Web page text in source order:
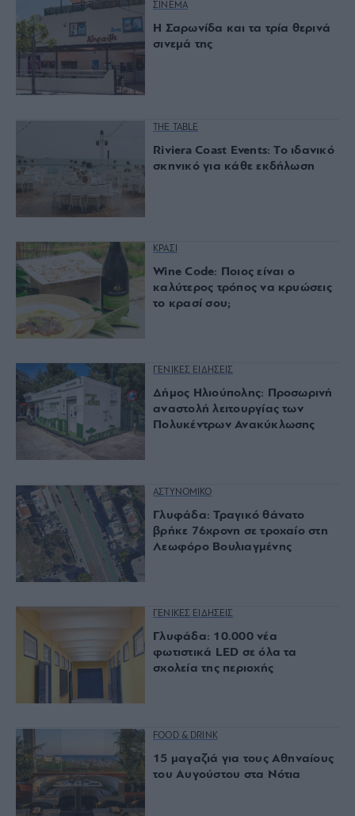
ΣΙΝΕΜΑ
Η Σαρωνίδα και τα τρία θερινά
σινεμά της
THE TABLE
Riviera Coast Events: Το ιδανικό
σκηνικό για κάθε εκδήλωση
ΚΡΑΣΙ
Wine Code: Ποιος είναι ο
καλύτερος τρόπος να κρυώσεις
το κρασί σου;
ΓΕΝΙΚΕΣ ΕΙΔΗΣΕΙΣ
Δήμος Ηλιούπολης: Προσωρινή
αναστολή λειτουργίας των
Πολυκέντρων Ανακύκλωσης
ΑΣΤΥΝΟΜΙΚΟ
Γλυφάδα: Τραγικό θάνατο
βρήκε 76χρονη σε τροχαίο στη
Λεωφόρο Βουλιαγμένης
ΓΕΝΙΚΕΣ ΕΙΔΗΣΕΙΣ
Γλυφάδα: 10.000 νέα
φωτιστικά LED σε όλα τα
σχολεία της περιοχής
FOOD & DRINK
15 μαγαζιά για τους Αθηναίους
του Αυγούστου στα Νότια